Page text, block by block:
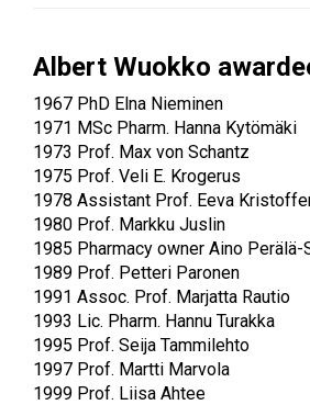
Albert Wuokko
1967 PhD Elna Nieminen
1971 MSc Pharm. Hanna Kytömäki
1973 Prof. Max von Schantz
1975 Prof. Veli E. Krogerus
1978 Assistant Prof. Eeva
1980 Prof. Markku Juslin
1985 Pharmacy owner Aino Perälä-
1989 Prof. Petteri Paronen
1991 Assoc. Prof. Marjatta Rautio
1993 Lic. Pharm. Hannu Turakka
1995 Prof. Seija Tammilehto
1997 Prof. Martti Marvola
1999 Prof. Liisa Ahtee